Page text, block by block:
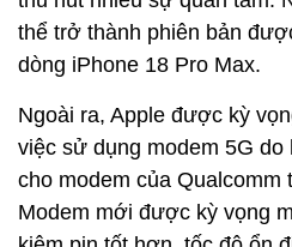
thể trở thành phiên bản
dòng iPhone 18 Pro Max.
Ngoài ra, Apple được kỳ
việc sử dụng modem 5G
cho modem của Qualcomm
Modem mới được kỳ vọng